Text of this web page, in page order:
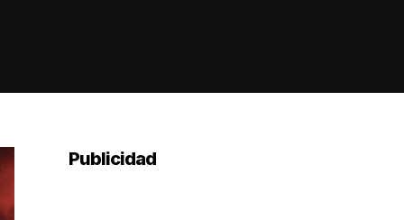
Publicidad